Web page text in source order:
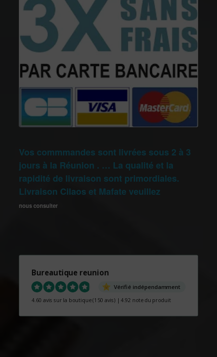
Vos commmandes sont livrées sous 2 à 3
jours à la Réunion . … La qualité et la
rapidité de livraison sont primordiales.
Livraison Cilaos et Mafate veuillez
nous consulter
Bureautique reunion
Vérifié indépendamment
4.60 avis sur la boutique(150 avis) |4.92 note du produit